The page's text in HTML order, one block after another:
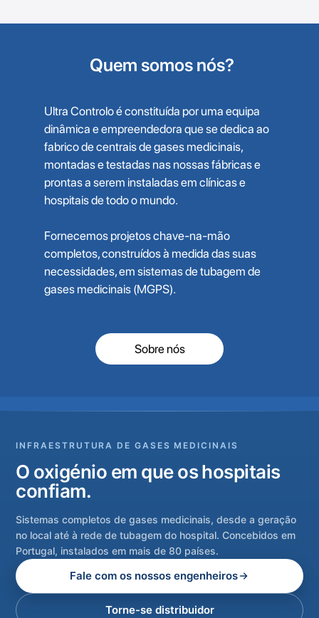
Quem somos nós?
Ultra Controlo é constituída por uma equipa
dinâmica e empreendedora que se dedica ao
fabrico de centrais de gases medicinais,
montadas e testadas nas nossas fábricas e
prontas a serem instaladas em clínicas e
hospitais de todo o mundo.
Fornecemos projetos chave-na-mão
completos, construídos à medida das suas
necessidades, em sistemas de tubagem de
gases medicinais (MGPS).
Sobre nós
INFRAESTRUTURA DE GASES MEDICINAIS
O oxigénio em que os hospitais
confiam.
Sistemas completos de gases medicinais, desde a geração
no local até à rede de tubagem do hospital. Concebidos em
Portugal, instalados em mais de 80 países.
Fale com os nossos engenheiros
Torne-se distribuidor